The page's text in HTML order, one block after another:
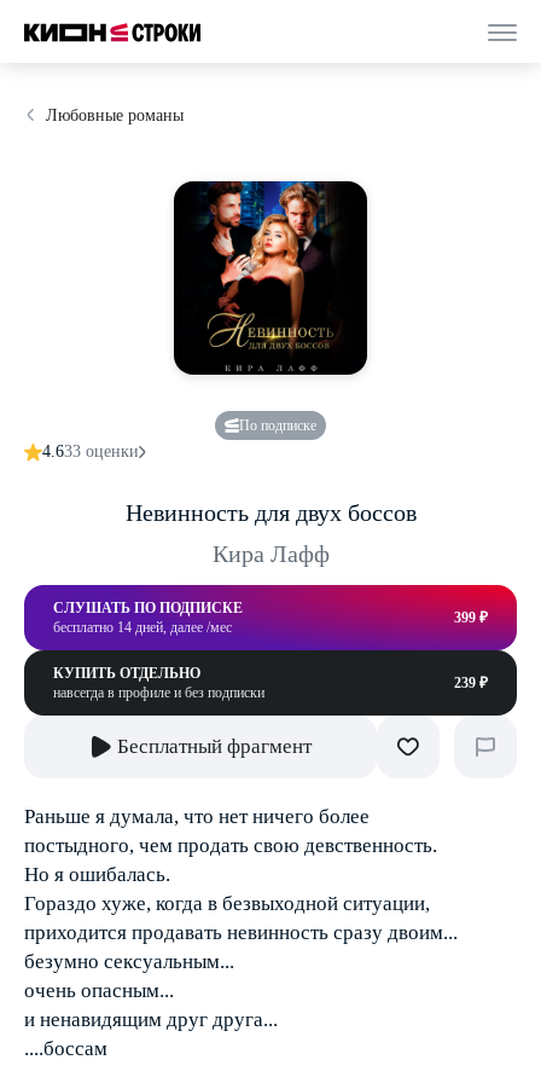
Любовные романы
По подписке
4.633 оценки
Невинность для двух боссов
Кира Лафф
СЛУШАТЬ ПО ПОДПИСКЕ
бесплатно 14 дней, далее /мес
399 ₽
КУПИТЬ ОТДЕЛЬНО
навсегда в профиле и без подписки
239 ₽
Бесплатный фрагмент
Раньше я думала, что нет ничего более
постыдного, чем продать свою девственность.
Но я ошибалась.
Гораздо хуже, когда в безвыходной ситуации,
приходится продавать невинность сразу двоим...
безумно сексуальным...
очень опасным...
и ненавидящим друг друга...
....боссам